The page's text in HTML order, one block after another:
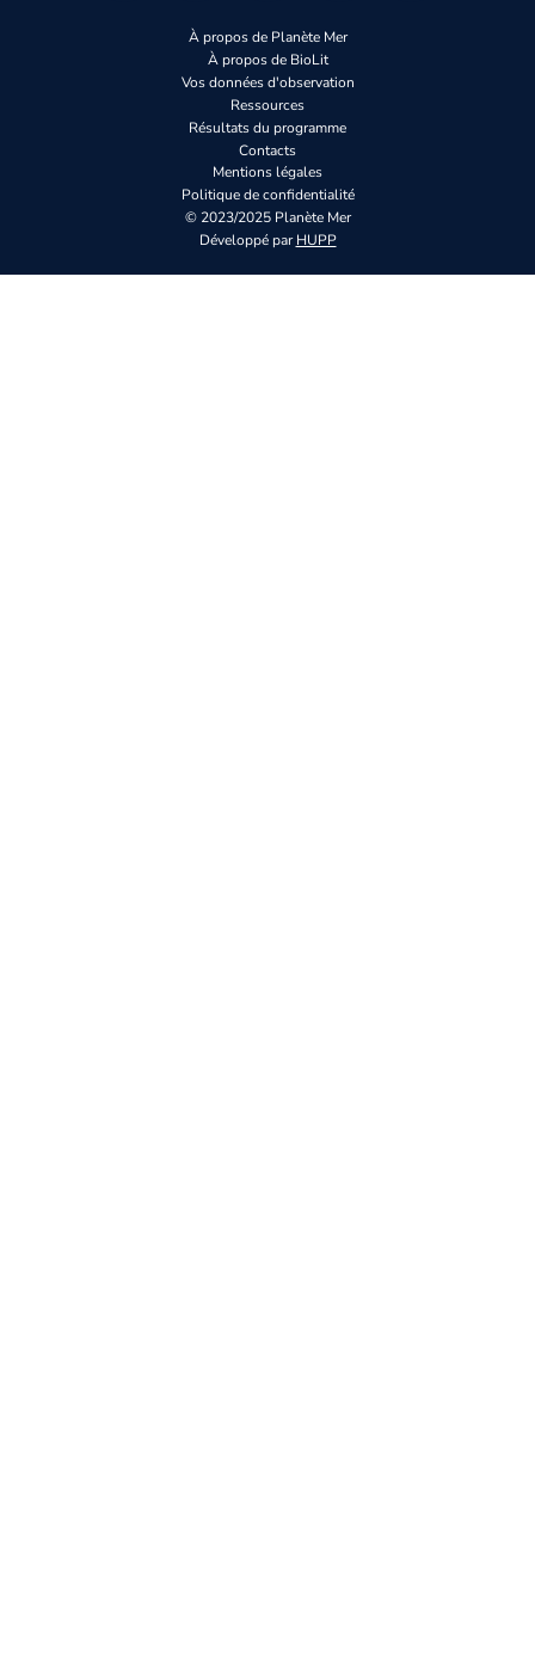
À propos de Planète Mer
À propos de BioLit
Vos données d'observation
Ressources
Résultats du programme
Contacts
Mentions légales
Politique de confidentialité
© 2023/2025 Planète Mer
Développé parHUPP